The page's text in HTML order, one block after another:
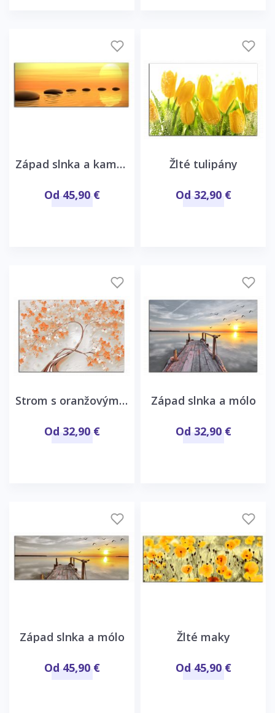
Západ slnka a kamene
Od 45,90 €
Žlté tulipány
Od 32,90 €
Strom s oranžovými kvetmi
Od 32,90 €
Západ slnka a mólo
Od 32,90 €
Západ slnka a mólo
Od 45,90 €
Žlté maky
Od 45,90 €